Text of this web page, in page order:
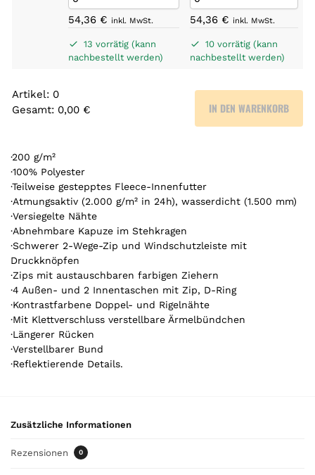
54,36 € inkl. MwSt.
13 vorrätig (kann
nachbestellt werden)
54,36 € inkl. MwSt.
10 vorrätig (kann
nachbestellt werden)
Artikel: 0
Gesamt: 0,00 €
r
t
i
k
e
l
.
Y
o
u
r
t
o
t
s
,
IN DEN WARENKORB
·200 g/m²
·100% Polyester
·Teilweise gestepptes Fleece-Innenfutter
·Atmungsaktiv (2.000 g/m² in 24h), wasserdicht (1.500 mm)
·Versiegelte Nähte
·Abnehmbare Kapuze im Stehkragen
·Schwerer 2-Wege-Zip und Windschutzleiste mit
Druckknöpfen
·Zips mit austauschbaren farbigen Ziehern
·4 Außen- und 2 Innentaschen mit Zip, D-Ring
·Kontrastfarbene Doppel- und Rigelnähte
·Mit Klettverschluss verstellbare Ärmelbündchen
·Längerer Rücken
·Verstellbarer Bund
·Reflektierende Details.
Zusätzliche Informationen
Rezensionen 0